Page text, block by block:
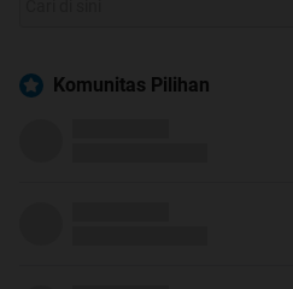
Komunitas Pilihan